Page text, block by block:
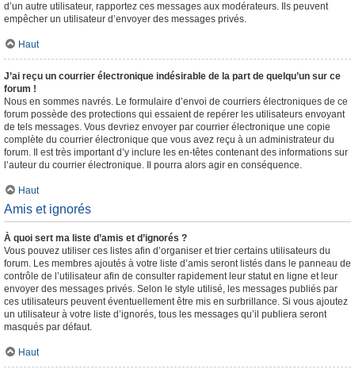
d’un autre utilisateur, rapportez ces messages aux modérateurs. Ils peuvent
empêcher un utilisateur d’envoyer des messages privés.
Haut
J’ai reçu un courrier électronique indésirable de la part de quelqu’un sur ce
forum !
Nous en sommes navrés. Le formulaire d’envoi de courriers électroniques de ce
forum possède des protections qui essaient de repérer les utilisateurs envoyant
de tels messages. Vous devriez envoyer par courrier électronique une copie
complète du courrier électronique que vous avez reçu à un administrateur du
forum. Il est très important d’y inclure les en-têtes contenant des informations sur
l’auteur du courrier électronique. Il pourra alors agir en conséquence.
Haut
Amis et ignorés
À quoi sert ma liste d’amis et d’ignorés ?
Vous pouvez utiliser ces listes afin d’organiser et trier certains utilisateurs du
forum. Les membres ajoutés à votre liste d’amis seront listés dans le panneau de
contrôle de l’utilisateur afin de consulter rapidement leur statut en ligne et leur
envoyer des messages privés. Selon le style utilisé, les messages publiés par
ces utilisateurs peuvent éventuellement être mis en surbrillance. Si vous ajoutez
un utilisateur à votre liste d’ignorés, tous les messages qu’il publiera seront
masqués par défaut.
Haut